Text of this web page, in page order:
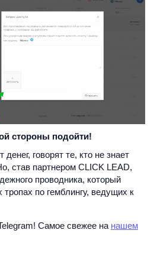
стороны подойти!
говорят те, кто не знает
став партнером CLICK LEAD,
проводника, который
по гемблингу, ведущих к
Самое свежее на нашем